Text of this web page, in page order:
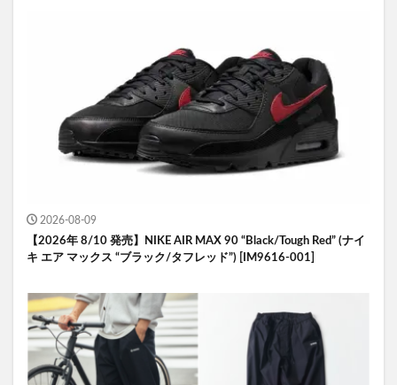
2026-08-09
【2026年 8/10 発売】NIKE AIR MAX 90 “Black/Tough Red” (ナイ
キ エア マックス “ブラック/タフレッド”) [IM9616-001]